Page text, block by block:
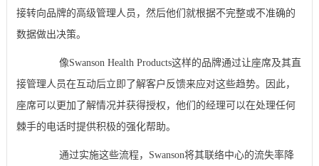
接转向品牌的高级管理人员，然后他们就根据不完整或不准确的
数据做出决策。
像Swanson Health Products这样的品牌通过让座席及其直
接管理人员在互动后立即了解客户反馈来应对这些趋势。因此，
座席可以更加了解情况并获得授权，他们的经理可以在处理任何
棘手的电话时提供积极的强化帮助。
通过实施这些流程，Swanson将其联络中心的流失率降